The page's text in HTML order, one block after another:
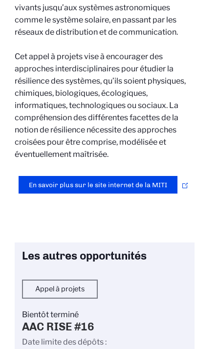
vivants jusqu’aux systèmes astronomiques
comme le système solaire, en passant par les
réseaux de distribution et de communication.
Cet appel à projets vise à encourager des
approches interdisciplinaires pour étudier la
résilience des systèmes, qu’ils soient physiques,
chimiques, biologiques, écologiques,
informatiques, technologiques ou sociaux. La
compréhension des différentes facettes de la
notion de résilience nécessite des approches
croisées pour être comprise, modélisée et
éventuellement maîtrisée.
En savoir plus sur le site internet de la MITI
Les autres opportunités
Appel à projets
Bientôt terminé
AAC RISE #16
Date limite des dépôts